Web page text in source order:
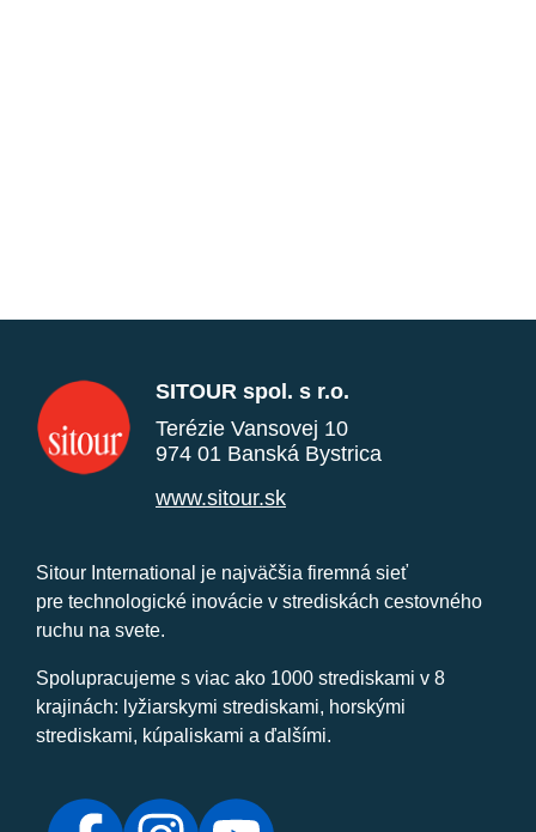
SITOUR spol. s r.o.
Terézie Vansovej 10
974 01 Banská Bystrica
www.sitour.sk
Sitour International je najväčšia firemná sieť
pre technologické inovácie v strediskách cestovného
ruchu na svete.
Spolupracujeme s viac ako 1000 strediskami v 8
krajinách: lyžiarskymi strediskami, horskými
strediskami, kúpaliskami a ďalšími.